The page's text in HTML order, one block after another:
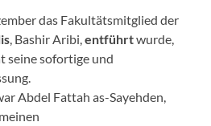
das Fakultätsmitglied der
, Bashir Aribi,entführtwurde,
seine sofortige und
Abdel Fattah as-Sayehden,